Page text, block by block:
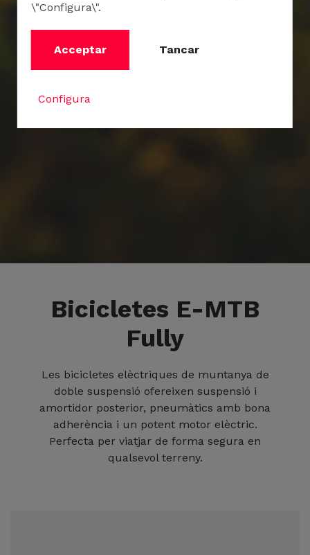
Bicicletes E-MTB
Fully
Les bicicletes elèctriques de muntanya de
doble suspensió ofereixen suspensió i
amortidor posterior, pneumàtics amb bona
adherència i un potent motor elèctric.
Perfecta per viatjar de forma segura en
qualsevol terreny.
\"Configura\".
Acceptar Tancar
Configura